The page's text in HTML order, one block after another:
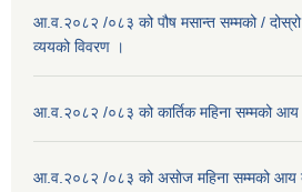
आ.व.२०८२ /०८३ को पौष मसान्त सम्मको / दोस्रो
व्ययको विवरण ।
आ.व.२०८२ /०८३ को कार्तिक महिना सम्मको आय
आ.व.२०८२ /०८३ को असाेज महिना सम्मको आय